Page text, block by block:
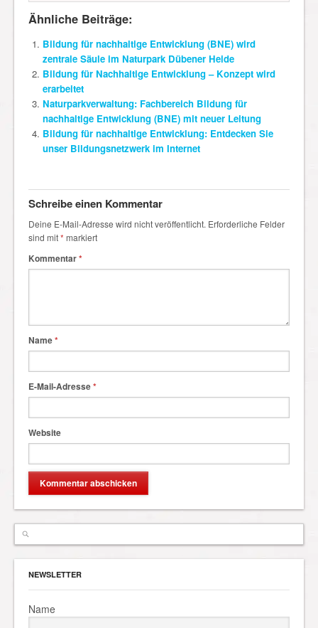
Ähnliche Beiträge:
Bildung für nachhaltige Entwicklung (BNE) wird
zentrale Säule im Naturpark Dübener Heide
Bildung für Nachhaltige Entwicklung – Konzept wird
erarbeitet
Naturparkverwaltung: Fachbereich Bildung für
nachhaltige Entwicklung (BNE) mit neuer Leitung
Bildung für nachhaltige Entwicklung: Entdecken Sie
unser Bildungsnetzwerk im Internet
Schreibe einen Kommentar
Deine E-Mail-Adresse wird nicht veröffentlicht. Erforderliche Felder
sind mit* markiert
Kommentar*
Name*
E-Mail-Adresse*
Website
NEWSLETTER
Name